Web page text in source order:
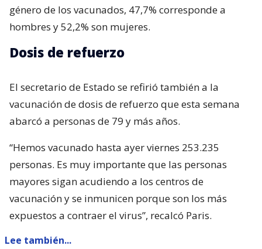
género de los vacunados, 47,7% corresponde a
hombres y 52,2% son mujeres.
Dosis de refuerzo
El secretario de Estado se refirió también a la
vacunación de dosis de refuerzo que esta semana
abarcó a personas de 79 y más años.
“Hemos vacunado hasta ayer viernes 253.235
personas. Es muy importante que las personas
mayores sigan acudiendo a los centros de
vacunación y se inmunicen porque son los más
expuestos a contraer el virus”, recalcó Paris.
Lee también...